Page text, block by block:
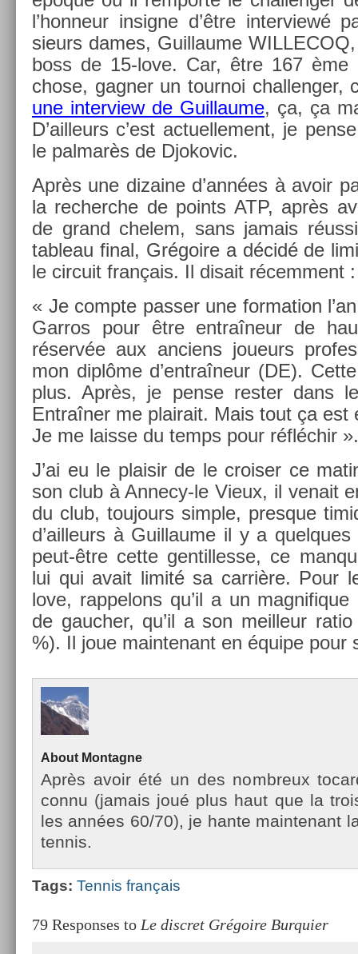
l’hon­neur in­sig­ne d’être in­ter­viewé
sieurs dames, Guil­laume
boss de 15-love. Car, être 167 ème
chose, gagn­er un tour­noi chal­leng­er,
une in­ter­view de Guil­laume, ça, ça
D’ail­leurs c’est ac­tuel­le­ment, je
le pal­marès de Djokovic.
Après une di­zaine d’années à avoir
la re­cherche de points ATP, après
de grand chelem, sans jamais
tab­leau final, Grégoire a décidé de
le cir­cuit français. Il dis­ait récem­ment :
« Je com­pte pass­er une for­ma­tion
Gar­ros pour être entraîneur de
réservée aux an­ciens joueurs
mon diplôme d’entraîneur (DE).
plus. Après, je pense re­st­er dans
Entraîner me plairait. Mais tout ça est
Je me lais­se du temps pour réfléchir ».
J’ai eu le plaisir de le crois­er ce
son club à Annecy-le Vieux, il venait
du club, toujours sim­ple, pre­sque
d’ail­leurs à Guil­laume il y a quel­ques
peut-être cette gen­tilles­se, ce
lui qui avait limité sa carrière. Pour
love, rap­pelons qu’il a un
de gauch­er, qu’il a son meil­leur
%). Il joue main­tenant en équipe pour
About Mon­tagne
Après avoir été un des nombreux
connu (jamais joué plus haut que la
les années 60/70), je hante main­tenant
ten­nis.
Tags: Ten­nis français
79 Responses to Le discret Grégoire Burquier